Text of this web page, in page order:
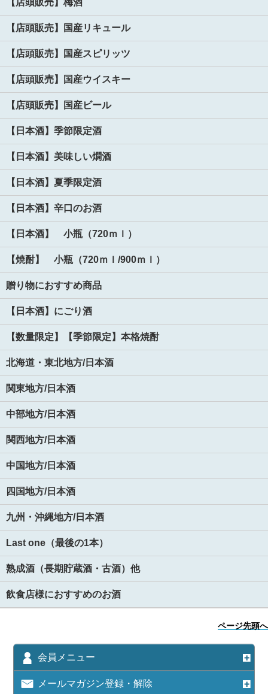
【店頭販売】梅酒
【店頭販売】国産リキュール
【店頭販売】国産スピリッツ
【店頭販売】国産ウイスキー
【店頭販売】国産ビール
【日本酒】季節限定酒
【日本酒】美味しい燗酒
【日本酒】夏季限定酒
【日本酒】辛口のお酒
【日本酒】 小瓶（720ｍｌ）
【焼酎】 小瓶（720ｍｌ/900ｍｌ）
贈り物におすすめ商品
【日本酒】にごり酒
【数量限定】【季節限定】本格焼酎
北海道・東北地方/日本酒
関東地方/日本酒
中部地方/日本酒
関西地方/日本酒
中国地方/日本酒
四国地方/日本酒
九州・沖縄地方/日本酒
Last one（最後の1本）
熟成酒（長期貯蔵酒・古酒）他
飲食店様におすすめのお酒
ページ先頭へ
会員メニュー
メールマガジン登録・解除